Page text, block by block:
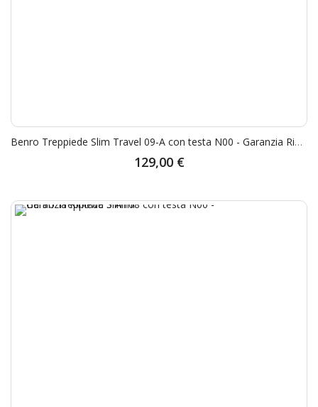
Benro Treppiede Slim Travel 09-A con testa N00 - Garanzia Rinowa 5 Anni
129,00 €